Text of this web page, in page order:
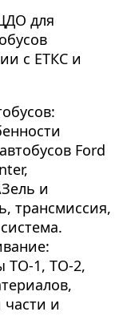
для
с ЕТКС и
Ford
и
трансмиссия,
ТО-1, ТО-2,
части и